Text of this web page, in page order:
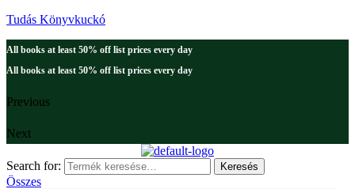
Tudás Könyvkuckó
All books at least 50% off list prices every day
All books at least 50% off list prices every day
Previous
Next
Search for: Keresés
Összes